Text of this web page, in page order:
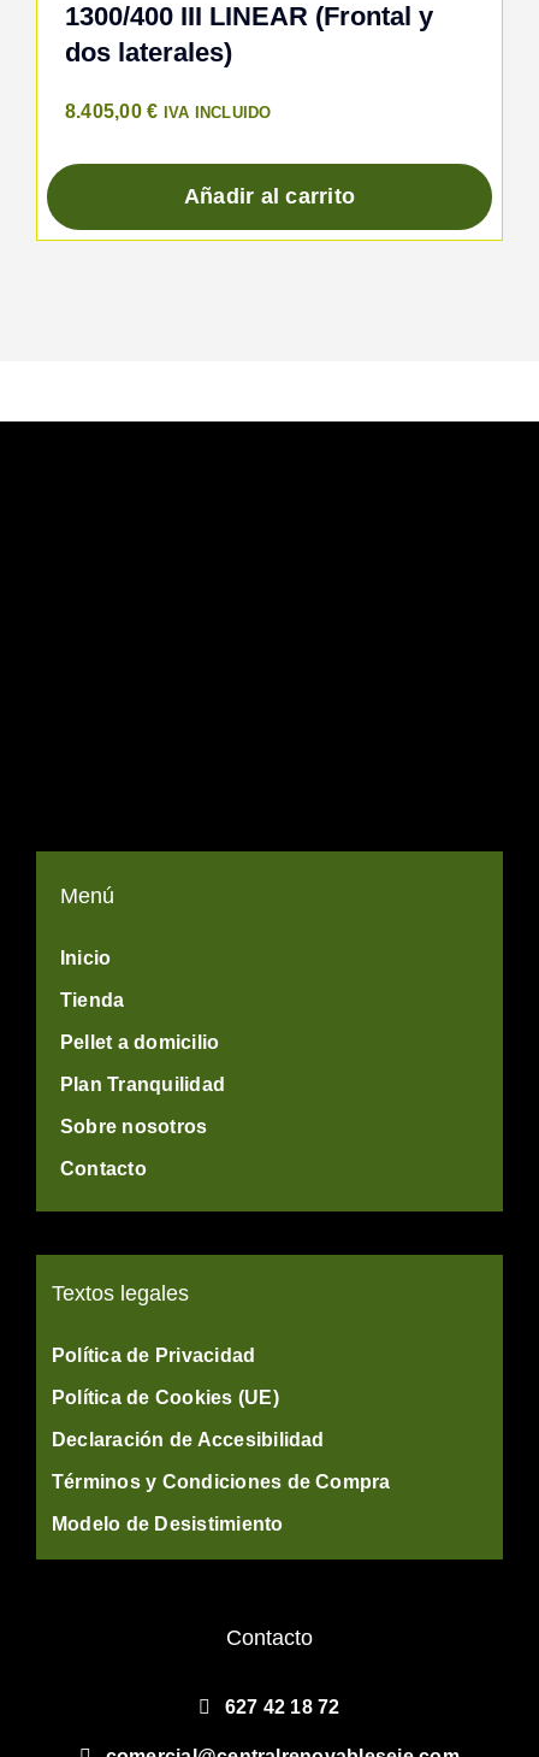
1300/400 III LINEAR (Frontal y
dos laterales)
8.405,00€ IVA INCLUIDO
Añadir al carrito
Menú
Inicio
Tienda
Pellet a domicilio
Plan Tranquilidad
Sobre nosotros
Contacto
Textos legales
Política de Privacidad
Política de Cookies (UE)
Declaración de Accesibilidad
Términos y Condiciones de Compra
Modelo de Desistimiento
Contacto
627 42 18 72